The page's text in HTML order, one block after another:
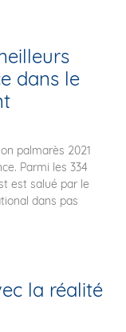
dans le
palmarès 2021
Parmi les 334
est salué par le
dans pas
la réalité